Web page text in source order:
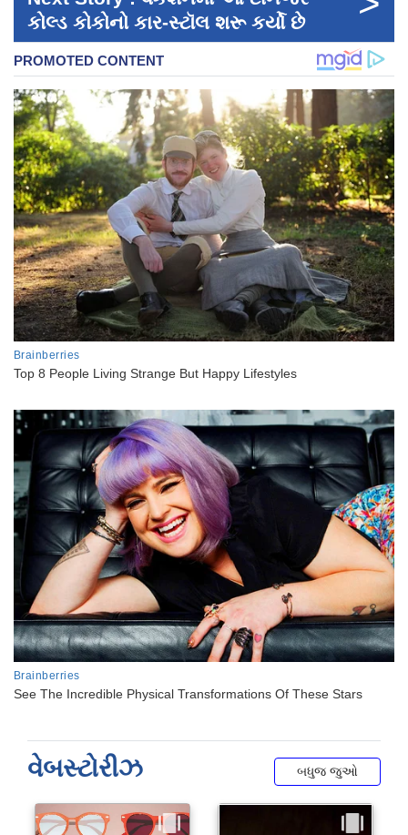
કોલ્ડ કોકોનો કાર-સ્ટૉલ શરૂ કર્યો છે
વેબસ્ટોરીઝ બધુજ જુઓ